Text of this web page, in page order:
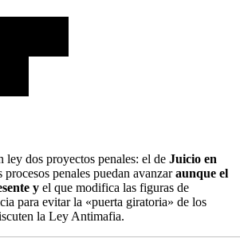
ley dos proyectos penales: el de Juicio en
procesos penales puedan avanzaraunque el
y el que modifica las figuras de
para evitar la «puerta giratoria» de los
la Ley Antimafia.